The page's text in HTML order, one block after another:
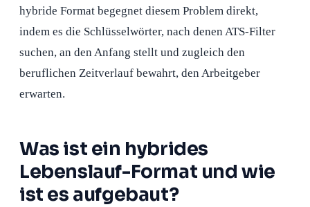
hybride Format begegnet diesem Problem direkt,
indem es die Schlüsselwörter, nach denen ATS-Filter
suchen, an den Anfang stellt und zugleich den
beruflichen Zeitverlauf bewahrt, den Arbeitgeber
erwarten.
Was ist ein hybrides
Lebenslauf-Format und wie
ist es aufgebaut?